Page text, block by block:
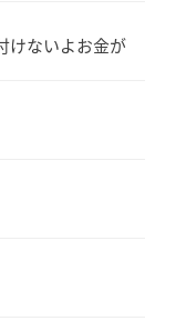
けないよお金が